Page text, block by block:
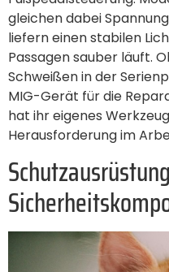
gleichen dabei
liefern einen stabilen
Passagen sauber läuft.
Schweißen in der
MIG-Gerät für die
hat ihr eigenes
Herausforderung im